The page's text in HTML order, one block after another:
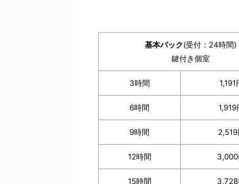
基本パック(受付：24時間)
鍵付き個室
3時間 1,191
6時間 1,919
9時間 2,519
12時間 3,000
15時間 3,728